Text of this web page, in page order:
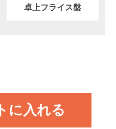
卓上フライス盤